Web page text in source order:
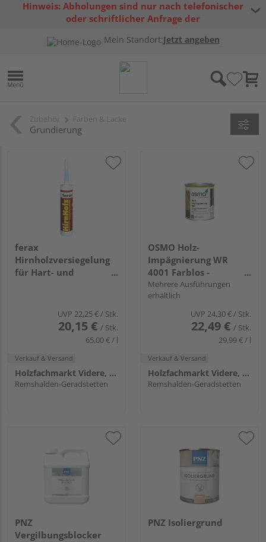
Hinweis: Abholungen sind nur nach telefonischer
oder schriftlicher Anfrage der
Mein Standort:Jetzt angeben
Grundierung
ferax
Hirnholzversiegelung
für Hart- und
Siebdruckplatten
UVP 22,25 €/ Stk.
20,15 € / Stk.
65,00 € / l
Verkauf & Versand
Holzfachmarkt Videre, Remshalden
Remshalden-Geradstetten
OSMO Holz-
Impägnierung WR
4001 Farblos -
Kleingebinde
Mehrere Ausführungen
erhältlich
UVP 24,30 €/ Stk.
22,49 € / Stk.
29,99 € / l
Verkauf & Versand
Holzfachmarkt Videre, Remshalden
Remshalden-Geradstetten
PNZ
Vergilbungsblocker
PNZ Isoliergrund